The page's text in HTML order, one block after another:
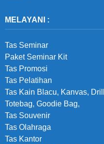
MELAYANI :
Tas Seminar
Paket Seminar Kit
Tas Promosi
Tas Pelatihan
Tas Kain Blacu, Kanvas, Drill
Totebag, Goodie Bag,
Tas Souvenir
Tas Olahraga
Tas Kantor